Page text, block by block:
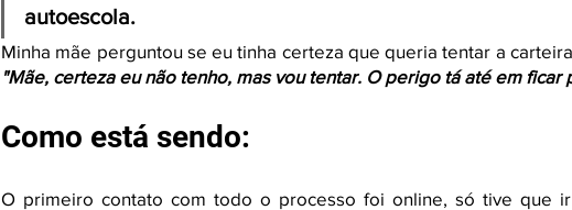
autoescola.
Minha mãe perguntou se eu tinha certeza que queria tentar a
"Mãe, certeza eu não tenho, mas vou tentar. O perigo tá até em ficar
Como está sendo:
O primeiro contato com todo o processo foi online, só tive que